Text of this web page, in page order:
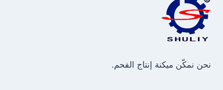
نحن نمكّن ميكنة إنتاج الفحم.